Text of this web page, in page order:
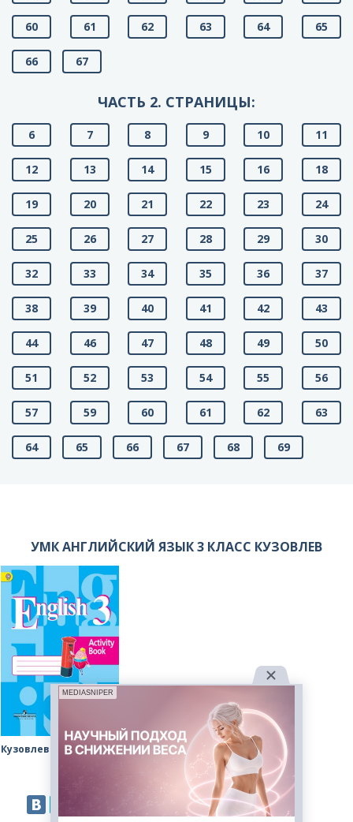
60 61 62 63 64 65
66 67
ЧАСТЬ 2. СТРАНИЦЫ:
6 7 8 9 10 11
12 13 14 15 16 18
19 20 21 22 23 24
25 26 27 28 29 30
32 33 34 35 36 37
38 39 40 41 42 43
44 46 47 48 49 50
51 52 53 54 55 56
57 59 60 61 62 63
64 65 66 67 68 69
УМК АНГЛИЙСКИЙ ЯЗЫК 3 КЛАСС КУЗОВЛЕВ
Кузовлев рабочая тетрадь
MEDIASNIPER